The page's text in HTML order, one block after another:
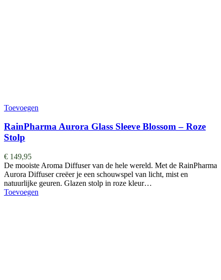
Toevoegen
RainPharma Aurora Glass Sleeve Blossom – Roze
Stolp
€ 149,95
De mooiste Aroma Diffuser van de hele wereld. ​​​​​​​​Met de RainPharma
Aurora Diffuser creëer je een schouwspel van licht, mist en
natuurlijke geuren. Glazen stolp in roze kleur…
Toevoegen